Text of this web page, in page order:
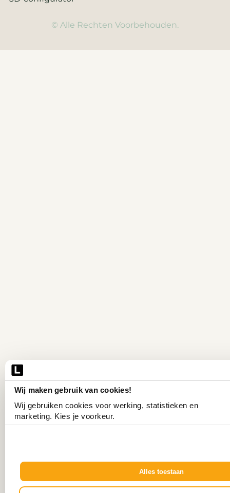
Wij maken gebruik van cookies!
Wij gebruiken cookies voor werking, statistieken en
marketing. Kies je voorkeur.
Alles toestaan
© Alle Rechten Voorbehouden.